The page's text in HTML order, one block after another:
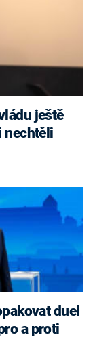
ještě
nechtěli
a proti